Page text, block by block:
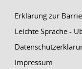
Erklärung zur
Leichte Sprache -
Impressum